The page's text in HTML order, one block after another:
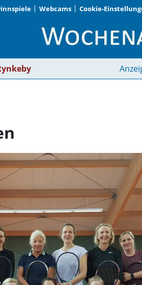
Webcams Cookie-
und